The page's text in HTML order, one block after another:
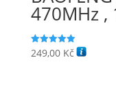
470MHz ,
Hodnocení
5.00
249,00 Kč